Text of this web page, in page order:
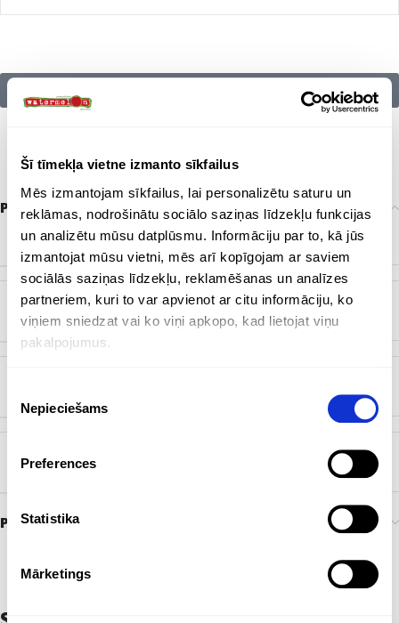
Šī tīmekļa vietne izmanto sīkfailus
Mēs izmantojam sīkfailus, lai personalizētu saturu un
reklāmas, nodrošinātu sociālo saziņas līdzekļu funkcijas
un analizētu mūsu datplūsmu. Informāciju par to, kā jūs
izmantojat mūsu vietni, mēs arī kopīgojam ar saviem
sociālās saziņas līdzekļu, reklamēšanas un analīzes
partneriem, kuri to var apvienot ar citu informāciju, ko
viņiem sniedzat vai ko viņi apkopo, kad lietojat viņu
pakalpojumus.
izvēle
Nepieciešams
Preferences
Statistika
Mārketings
Papildu informācija
ZĪMOLS
Bez zīmola
KRĀSA Balts
Keramika
ĒŠANA TILPUMS 350 ml
Preces pasūtīšana un piegāde